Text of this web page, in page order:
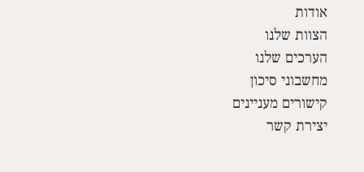
אודות
הצוות שלנו
הערכים שלנו
מחשבוני סיכון
קישורים מעניינים
יצירת קשר